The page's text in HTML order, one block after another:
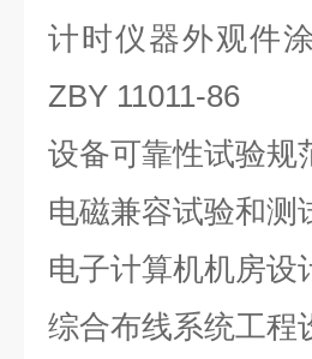
计时仪器外观件
ZBY 11011-86
设备可靠性试验规
电磁兼容试验和测
电子计算机机房设
综合布线系统工程